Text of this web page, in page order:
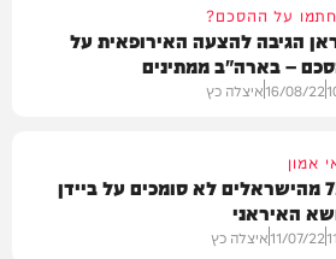
על ההסכם?
הגיבה להצעה האירופאית על
– בארה"ב ממתינים
16/08/22איצלה כץ
אמון
75% מהישראלים לא סומכים על ביידן
האיראני
11/07/22איצלה כץ